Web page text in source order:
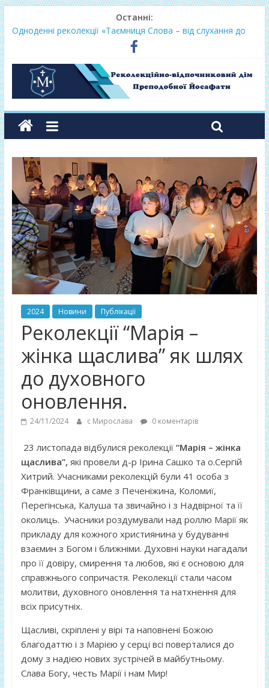
Останні:
Одноденні реколекції «Таємниця Слова – від слухання до
Lectio Divina – єв.Матея 2026
Нове життя в Христі – осінь 2026
Фундамент у вересні 2026
2024 Новини Публікації
Реколекції “Марія –
жінка щаслива” як шлях
до духовного
оновлення.
24/11/2024 с Мирослава 0 коментарів
23 листопада відбулися реколекції “Марія – жінка
щаслива”, які провели д-р Ірина Сашко та о.Сергій
Хитрий. Учасниками реколекцій були 41 особа з
Франківщини, а саме з Печеніжина, Коломиї,
Перегінська, Калуша та звичайно і з Надвірної та її
околиць. Учасники роздумували над роллю Марії як
прикладу для кожного християнина у будуванні
взаємин з Богом і ближніми. Духовні науки нагадали
про її довіру, смирення та любов, які є основою для
справжнього сопричастя. Реколекції стали часом
молитви, духовного оновлення та натхнення для
всіх присутніх.
Щасливі, скріплені у вірі та наповнені Божою
благодаттю і з Марією у серці всі поверталися до
дому з надією нових зустрічей в майбутньому.
Слава Богу, честь Марії і нам Мир!